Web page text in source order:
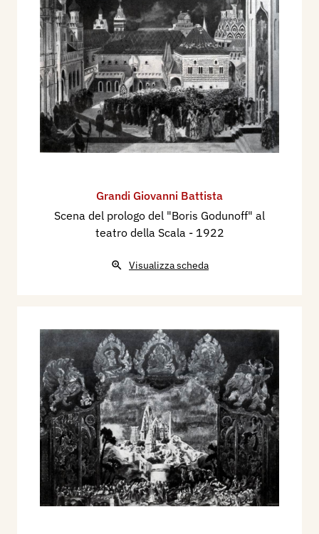
Grandi Giovanni Battista
Scena del prologo del "Boris Godunoff" al
teatro della Scala - 1922
Visualizza scheda